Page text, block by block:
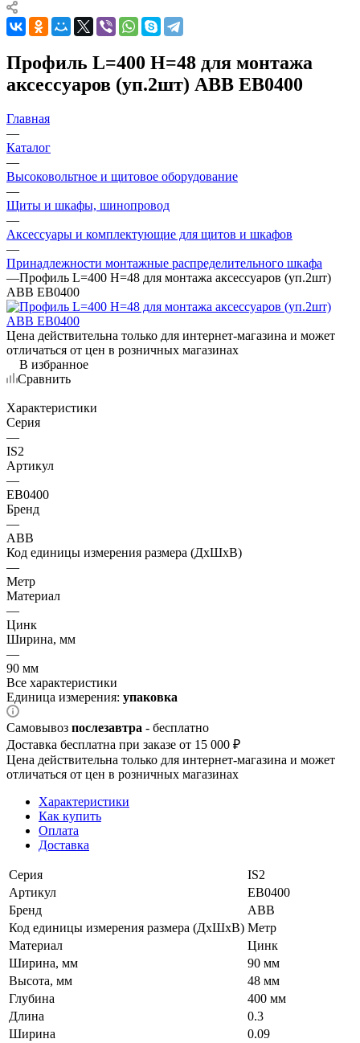
Профиль L=400 H=48 для монтажа
аксессуаров (уп.2шт) ABB EB0400
Главная
—
Каталог
—
Высоковольтное и щитовое оборудование
—
Щиты и шкафы, шинопровод
—
Аксессуары и комплектующие для щитов и шкафов
—
Принадлежности монтажные распределительного шкафа
—Профиль L=400 H=48 для монтажа аксессуаров (уп.2шт)
ABB EB0400
Цена действительна только для интернет-магазина и может
отличаться от цен в розничных магазинах
В избранное
Сравнить
Характеристики
Серия
—
IS2
Артикул
—
EB0400
Бренд
—
ABB
Код единицы измерения размера (ДхШхВ)
—
Метр
Материал
—
Цинк
Ширина, мм
—
90 мм
Все характеристики
Единица измерения: упаковка
Самовывоз послезавтра - бесплатно
Доставка бесплатна при заказе от 15 000 ₽
Цена действительна только для интернет-магазина и может
отличаться от цен в розничных магазинах
Характеристики
Как купить
Оплата
Доставка
Серия
IS2
Артикул
EB0400
Бренд
ABB
Код единицы измерения размера (ДхШхВ) Метр
Материал
Цинк
Ширина, мм
90 мм
Высота, мм
48 мм
Глубина
400 мм
Длина
0.3
Ширина
0.09